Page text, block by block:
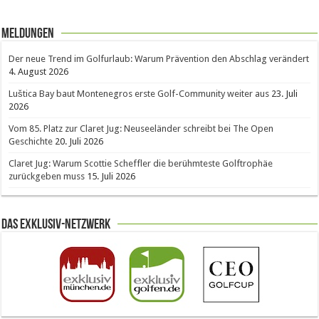
Meldungen
Der neue Trend im Golfurlaub: Warum Prävention den Abschlag verändert
4. August 2026
Luštica Bay baut Montenegros erste Golf-Community weiter aus 23. Juli
2026
Vom 85. Platz zur Claret Jug: Neuseeländer schreibt bei The Open
Geschichte 20. Juli 2026
Claret Jug: Warum Scottie Scheffler die berühmteste Golftrophäe
zurückgeben muss 15. Juli 2026
Das Exklusiv-Netzwerk